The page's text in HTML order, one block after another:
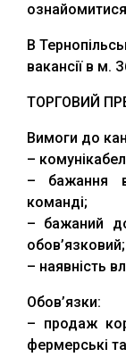
ознайомитися
В
вакансії в м.
ТОРГОВИЙ
Вимоги до
–
– бажання
команді;
– бажаний
обов’язковий;
– наявність
Обов’язки:
– продаж
фермерські